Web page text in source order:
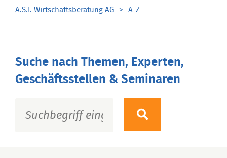
A.S.I. Wirtschaftsberatung AG A-Z
Suche nach Themen, Experten,
Geschäftsstellen & Seminaren